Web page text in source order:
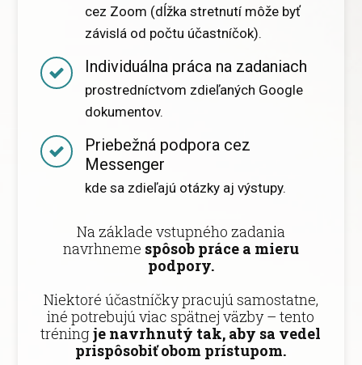
cez Zoom (dĺžka stretnutí môže byť
závislá od počtu účastníčok).
Individuálna práca na zadaniach
prostredníctvom zdieľaných Google
dokumentov.
Priebežná podpora cez
Messenger
kde sa zdieľajú otázky aj výstupy.
Na základe vstupného zadania
navrhneme spôsob práce a mieru
podpory.
Niektoré účastníčky pracujú samostatne,
iné potrebujú viac spätnej väzby – tento
tréningje navrhnutý tak, aby sa vedel
prispôsobiť obom prístupom.